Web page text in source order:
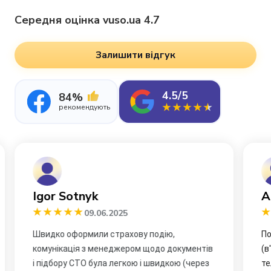
Середня оцінка vuso.ua 4.7
84%
рекомендують
4.5/5
Залишити відгук
Андрій Довгошия
09.06.2025
Повне КАСКО. 10.04.2025 потрапив в ДТП
(в'їхали в задній бампер). Оператор в
телефонному режимі надала дуже якісну